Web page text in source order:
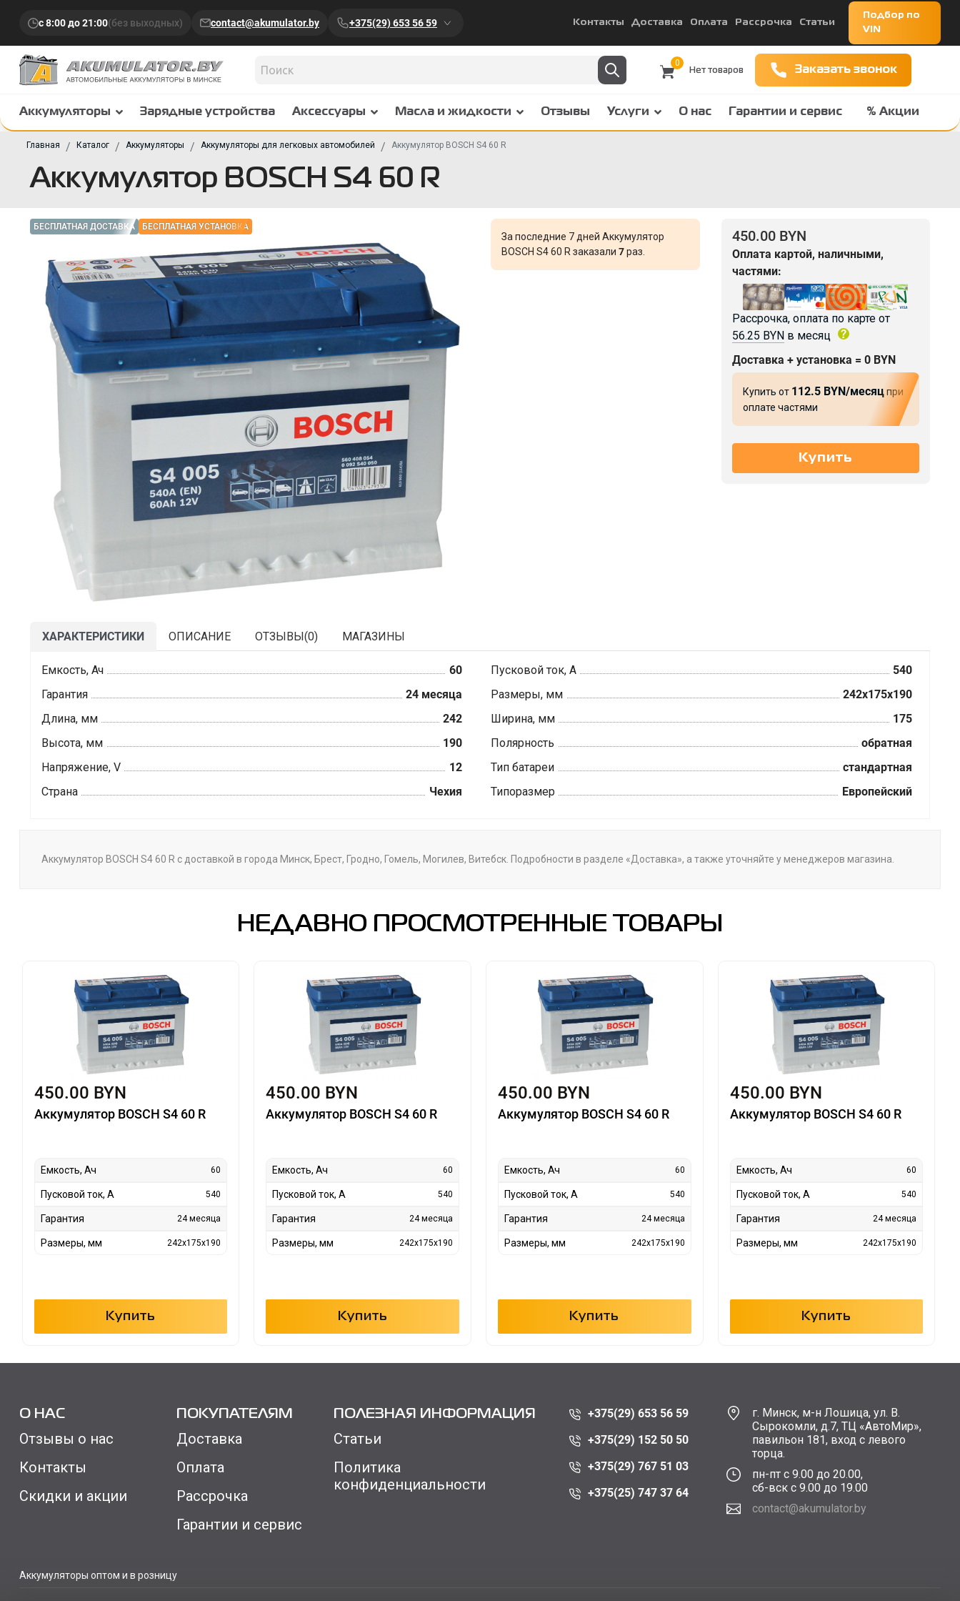
с 8:00 до 21:00(без выходных) contact@akumulator.by +375(29) 653 56 59 Контакты Доставка Оплата Рассрочка Статьи
Подбор по
VIN
0
Заказать звонок
Аккумуляторы Зарядные устройства Аксессуары Масла и жидкости Отзывы Услуги О нас Гарантии и сервис % Акции
Главная Каталог Аккумуляторы Аккумуляторы для легковых автомобилей Аккумулятор BOSCH S4 60 R
Аккумулятор BOSCH S4 60 R
БЕСПЛАТНАЯ ДОСТАВКА БЕСПЛАТНАЯ УСТАНОВКА
За последние 7 дней Аккумулятор
BOSCH S4 60 R заказали 7раз.
450.00 BYN
Оплата картой, наличными,
частями:
Рассрочка, оплата по карте от
56.25 BYNв месяц
Доставка + установка = 0 BYN
Купить от 112.5 BYN/месяцпри
оплате частями
ХАРАКТЕРИСТИКИ ОПИСАНИЕ ОТЗЫВЫ(0) МАГАЗИНЫ
Емкость, Ач 60 Пусковой ток, А
540
Гарантия
24 месяца Размеры, мм
242x175x190
Длина, мм
242 Ширина, мм
175
Высота, мм
190 Полярность
обратная
Напряжение, V
12 Тип батареи
стандартная
Страна
Чехия Типоразмер Европейский
Аккумулятор BOSCH S4 60 R с доставкой в города Минск, Брест, Гродно, Гомель, Могилев, Витебск. Подробности в разделе «Доставка», а также уточняйте у менеджеров магазина.
НЕДАВНО ПРОСМОТРЕННЫЕ ТОВАРЫ
450.00 BYN
Аккумулятор BOSCH S4 60 R
Емкость, Ач 60
Пусковой ток, А 540
Гарантия 24 месяца
Размеры, мм 242x175x190
Купить
450.00 BYN
Аккумулятор BOSCH S4 60 R
Емкость, Ач 60
Пусковой ток, А 540
Гарантия 24 месяца
Размеры, мм 242x175x190
Купить
450.00 BYN
Аккумулятор BOSCH S4 60 R
Емкость, Ач 60
Пусковой ток, А 540
Гарантия 24 месяца
Размеры, мм 242x175x190
Купить
450.00 BYN
Аккумулятор BOSCH S4 60 R
Емкость, Ач 60
Пусковой ток, А 540
Гарантия 24 месяца
Размеры, мм 242x175x190
Купить
О НАС
Отзывы о нас
Контакты
Скидки и акции
ПОКУПАТЕЛЯМ
Доставка
Оплата
Рассрочка
Гарантии и сервис
ПОЛЕЗНАЯ ИНФОРМАЦИЯ
Статьи
Политика
конфиденциальности
+375(29) 653 56 59
+375(29) 152 50 50
+375(29) 767 51 03
+375(25) 747 37 64
г. Минск, м-н Лошица, ул. В.
Сырокомли, д.7, ТЦ «АвтоМир»,
павильон 181, вход с левого
торца.
пн-пт с 9.00 до 20.00,
сб-вск с 9.00 до 19.00
contact@akumulator.by
Аккумуляторы оптом и в розницу